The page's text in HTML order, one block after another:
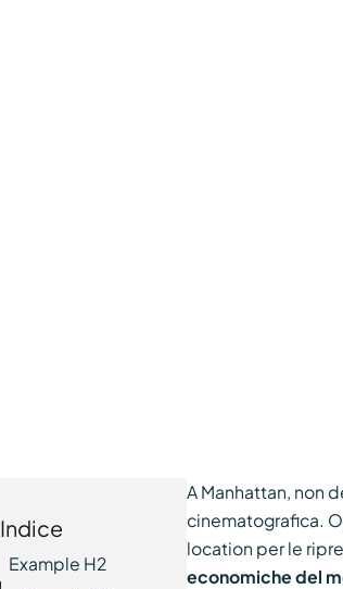
Indice
Example H2
A Manhattan, non
cinematografica.
location per le
economiche del